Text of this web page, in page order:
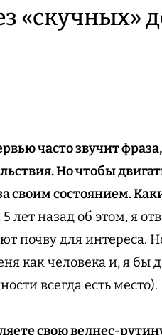
«скучных»
часто звучит
Но чтобы
своим состоянием.
лет назад об этом, я
почву для интереса.
как человека и, я бы
всегда есть место).
свою велнес-